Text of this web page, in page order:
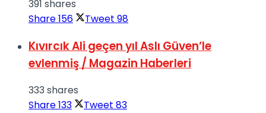
391 shares
Share156 Tweet 98
Kıvırcık Ali geçen yıl Aslı Güven’le
evlenmiş / Magazin Haberleri
333 shares
Share133 Tweet 83